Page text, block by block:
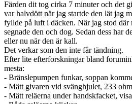
Färden dit tog cirka 7 minuter och det
var halvdött när jag startde den lät jag
fyllde på luft i däcken. När jag stod där
segnade den och dog. Sedan dess har
eller nu när den är kall.
Det verkar som den inte får tändning.
Efter lite efterforskningar bland
mesta:
- Bränslepumpen funkar, soppan
- Mätt givaren vid svänghjulet, 233 ohm
- Mätt reläerna under handskfacket,